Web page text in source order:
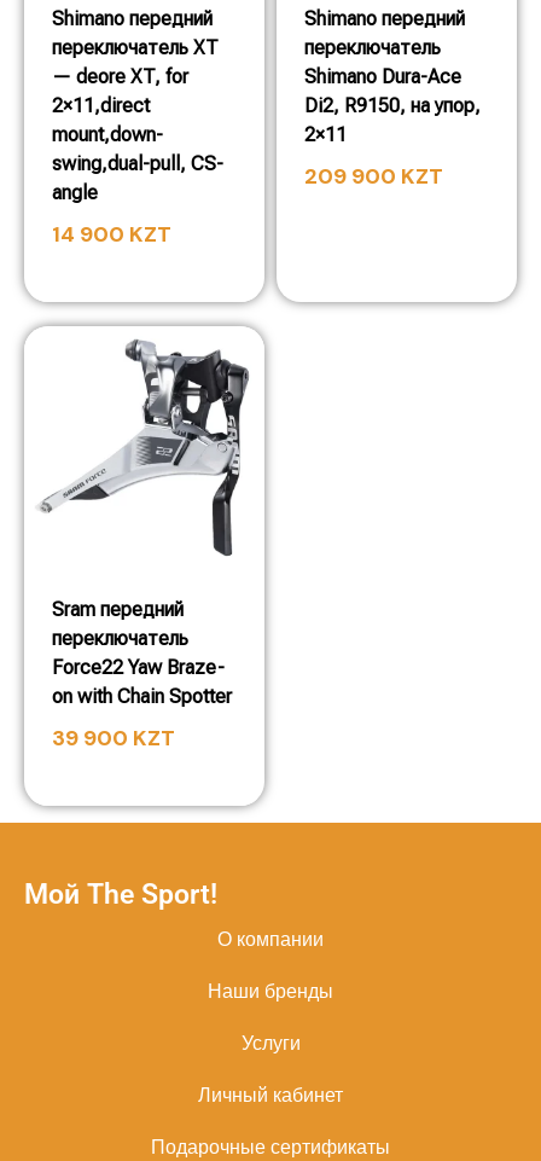
Shimano передний
переключатель XT
— deore XT, for
2×11,direct
mount,down-
swing,dual-pull, CS-
angle
14 900 KZT
Shimano передний
переключатель
Shimano Dura-Ace
Di2, R9150, на упор,
2×11
209 900 KZT
Sram передний
переключатель
Force22 Yaw Braze-
on with Chain Spotter
39 900 KZT
Мой The Sport!
О компании
Наши бренды
Услуги
Личный кабинет
Подарочные сертификаты